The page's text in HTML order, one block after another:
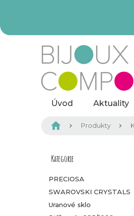
Úvod Aktuality
Domů Produkty
P
o
s
Přeskočit
Kategorie
PRECIOSA
SWAROVSKI CRYSTALS
Uranové sklo